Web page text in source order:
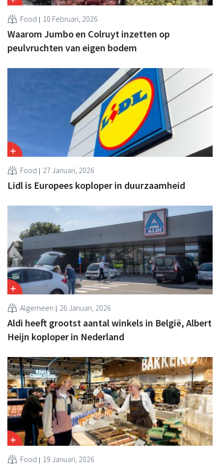
Food 10 Februari, 2026
Waarom Jumbo en Colruyt inzetten op
peulvruchten van eigen bodem
Food 27 Januari, 2026
Lidl is Europees koploper in duurzaamheid
Algemeen 26 Januari, 2026
Aldi heeft grootst aantal winkels in België, Albert
Heijn koploper in Nederland
Food 19 Januari, 2026